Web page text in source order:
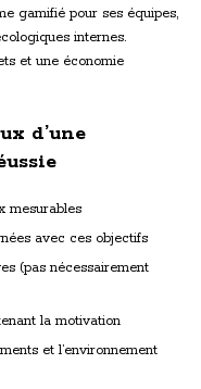
gamifié pour ses équipes,
internes.
et une économie
d’une
mesurables
avec ces objectifs
(pas nécessairement
la motivation
et l’environnement